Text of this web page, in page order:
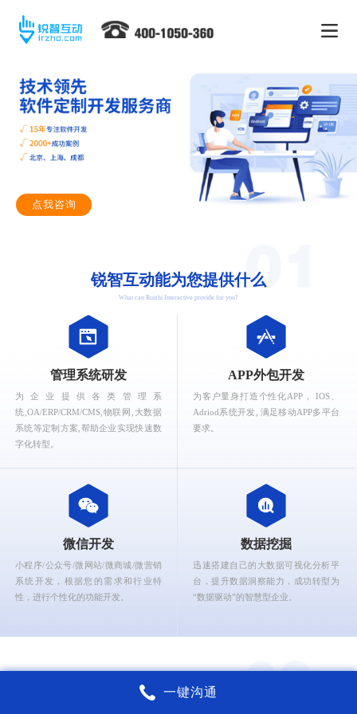
点我咨询
锐智互动能为您提供什么
What can Ruizhi Interactive provide for you?
管理系统研发
为企业提供各类管理系
统,OA/ERP/CRM/CMS,物联网,大数据
系统等定制方案,帮助企业实现快速数
字化转型。
APP外包开发
为客户量身打造个性化APP， IOS、
Adriod系统开发, 满足移动APP多平台
要求。
微信开发
小程序/公众号/微网站/微商城/微营销
系统开发，根据您的需求和行业特
性，进行个性化的功能开发。
数据挖掘
迅速搭建自己的大数据可视化分析平
台，提升数据洞察能力，成功转型为
“数据驱动”的智慧型企业。
锐智互动核心能力
一键沟通